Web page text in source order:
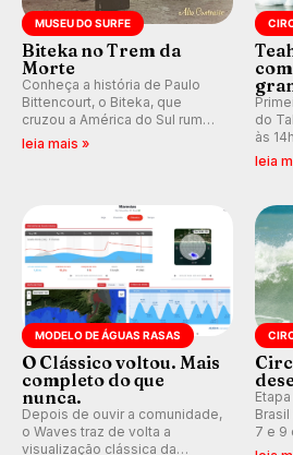
MUSEU DO SURFE
Biteka no Trem da
Morte
Conheça a história de Paulo
Bittencourt, o Biteka, que
cruzou a América do Sul rumo
ao Pacífico em uma jornada
leia mais »
do
às
leia
MODELO DE ÁGUAS RASAS
O Clássico voltou. Mais
completo do que
nunca.
Depois de ouvir a comunidade,
o Waves traz de volta a
visualização clássica da
7 e 9